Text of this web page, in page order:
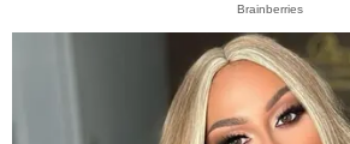
Brainberries